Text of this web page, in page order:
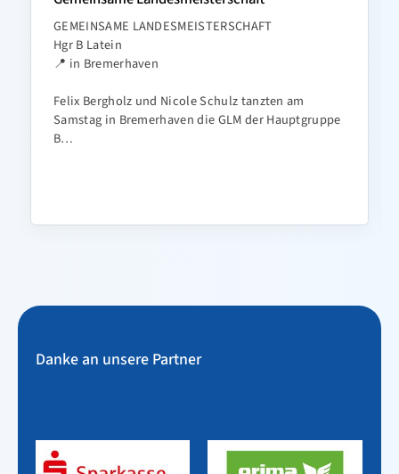
GEMEINSAME LANDESMEISTERSCHAFT
Hgr B Latein
📍 in Bremerhaven
Felix Bergholz und Nicole Schulz tanzten am
Samstag in Bremerhaven die GLM der Hauptgruppe
B…
Danke an unsere Partner